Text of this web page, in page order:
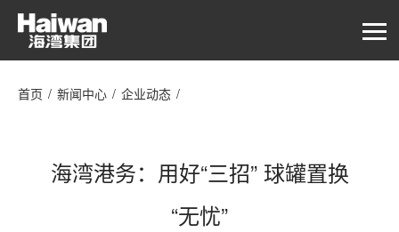
首页 / 新闻中心 / 企业动态 /
海湾港务：用好“三招” 球罐置换
“无忧”